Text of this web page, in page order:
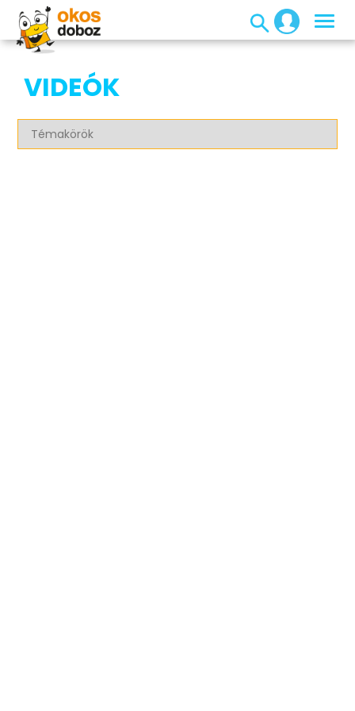
VIDEÓK